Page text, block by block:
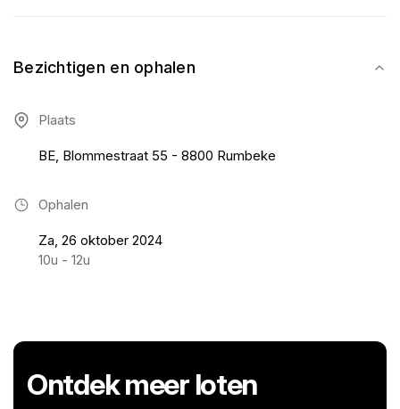
Bezichtigen en ophalen
Plaats
BE, Blommestraat 55 - 8800 Rumbeke
Ophalen
Za, 26 oktober 2024
10u - 12u
Ontdek meer loten